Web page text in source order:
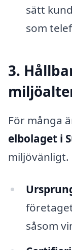
sätt
som
3.
För många
elbolaget i
såsom